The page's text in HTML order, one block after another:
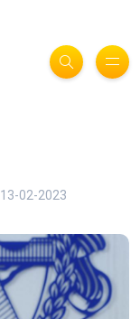
13-02-2023